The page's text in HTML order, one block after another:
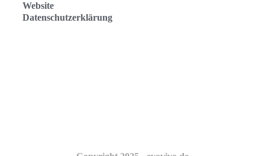
Website
Datenschutzerklärung